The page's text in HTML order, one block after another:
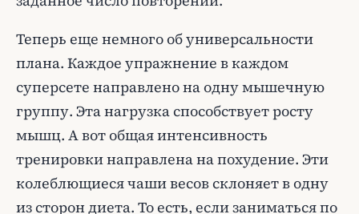
Теперь еще немного об универсальности
плана. Каждое упражнение в каждом
суперсете направлено на одну мышечную
группу. Эта нагрузка способствует росту
мышц. А вот общая интенсивность
тренировки направлена на похудение. Эти
колеблющиеся чаши весов склоняет в одну
из сторон диета. То есть, если заниматься по